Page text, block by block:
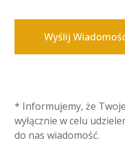
Wyślij
* Informujemy, że
wyłącznie w celu
do nas wiadomość.